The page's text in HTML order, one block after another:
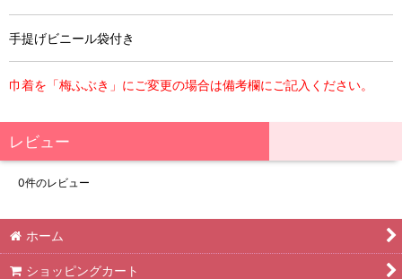
手提げビニール袋付き
巾着を「梅ふぶき」にご変更の場合は備考欄にご記入ください。
レビュー
0件のレビュー
ホーム
ショッピングカート